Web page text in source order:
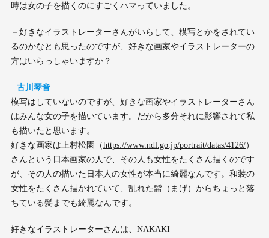
時は女の子を描くのにすごくハマっていました。
－好きなイラストレーターさんがいらして、模写とかをされてい
るのかなとも思ったのですが、好きな画家やイラストレーターの
方はいらっしゃいますか？
古川琴音
模写はしていないのですが、好きな画家やイラストレーターさん
はみんな女の子を描いています。だから多分それに影響されて私
も描いたと思います。
好きな画家は上村松園（https://www.ndl.go.jp/portrait/datas/4126/）
さんという日本画家の人で、その人も女性をたくさん描くのです
が、その人の描いた日本人の女性が本当に綺麗なんです。和装の
女性をたくさん描かれていて、乱れた髷（まげ）からちょっと落
ちている髪までも綺麗なんです。
好きなイラストレーターさんは、NAKAKI